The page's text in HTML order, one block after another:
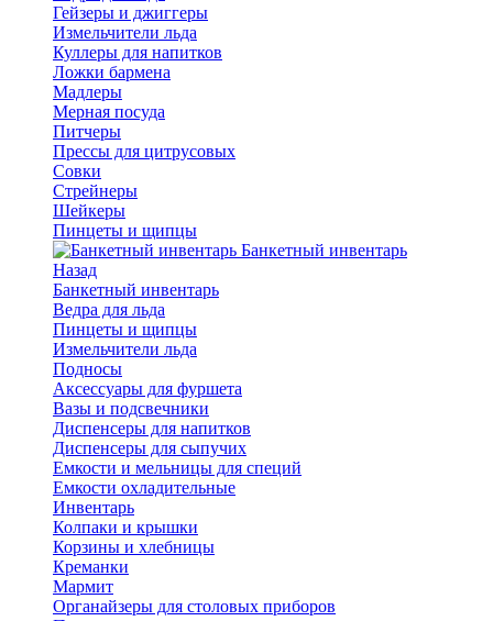
Гейзеры и джиггеры
Измельчители льда
Куллеры для напитков
Ложки бармена
Мадлеры
Мерная посуда
Питчеры
Прессы для цитрусовых
Совки
Стрейнеры
Шейкеры
Пинцеты и щипцы
Банкетный инвентарь
Назад
Банкетный инвентарь
Ведра для льда
Пинцеты и щипцы
Измельчители льда
Подносы
Аксессуары для фуршета
Вазы и подсвечники
Диспенсеры для напитков
Диспенсеры для сыпучих
Емкости и мельницы для специй
Емкости охладительные
Инвентарь
Колпаки и крышки
Корзины и хлебницы
Креманки
Мармит
Органайзеры для столовых приборов